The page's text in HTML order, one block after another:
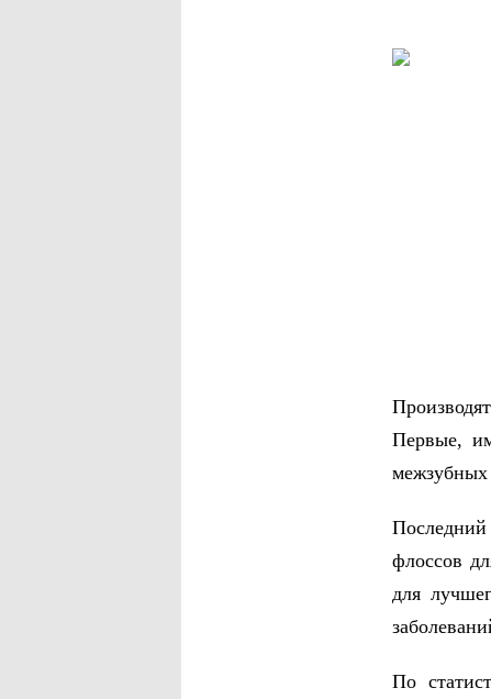
Первые,
межзубных
флоссов
для
По